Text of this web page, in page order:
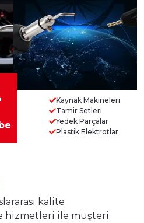
Kaynak Makineleri
Tamir Setleri
Yedek Parçalar
Plastik Elektrotlar
kalite
hizmetleri ile müşteri